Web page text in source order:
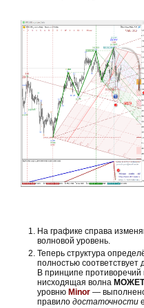
На графике справа
волновой уровень.
Теперь структура
полностью соответствует
В принципе
нисходящая волна МОЖЕТ
уровню Minor —
правило достаточности